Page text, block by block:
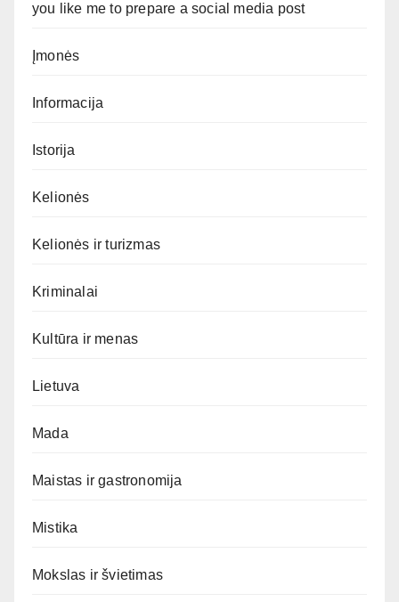
you like me to prepare a social media post
Įmonės
Informacija
Istorija
Kelionės
Kelionės ir turizmas
Kriminalai
Kultūra ir menas
Lietuva
Mada
Maistas ir gastronomija
Mistika
Mokslas ir švietimas